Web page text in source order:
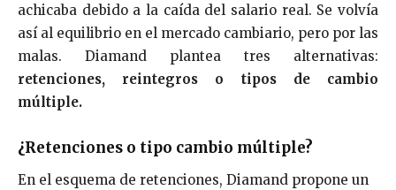
achicaba debido a la caída del salario real. Se volvía
así al equilibrio en el mercado cambiario, pero por las
malas. Diamand plantea tres alternativas:
retenciones, reintegros o tipos de cambio
múltiple.
¿Retenciones o tipo cambio múltiple?
En el esquema de retenciones, Diamand propone un